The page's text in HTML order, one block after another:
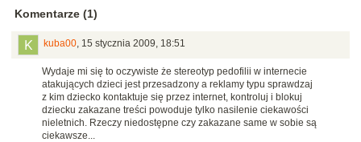
Komentarze (1)
kuba00, 15 stycznia 2009, 18:51
Wydaje mi się to oczywiste że stereotyp pedofilii w internecie
atakujących dzieci jest przesadzony a reklamy typu sprawdzaj
z kim dziecko kontaktuje się przez internet, kontroluj i blokuj
dziecku zakazane treści powoduje tylko nasilenie ciekawości
nieletnich. Rzeczy niedostępne czy zakazane same w sobie są
ciekawsze...